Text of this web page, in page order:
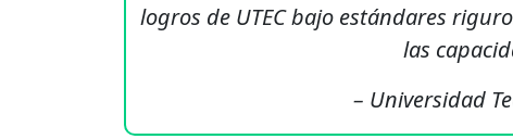
logros de UTEC bajo estándares
las
– Universidad